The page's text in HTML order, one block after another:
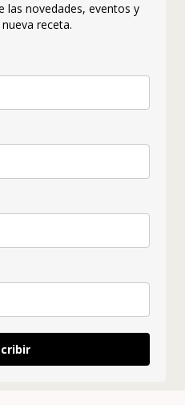
las novedades, eventos y
receta.